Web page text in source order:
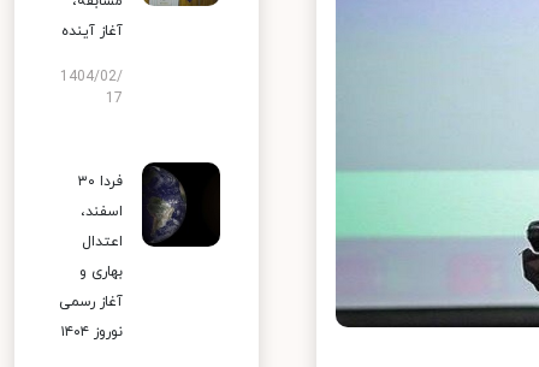
آغاز آینده
1404/02/
17
فردا ۳۰
اسفند،
اعتدال
بهاری و
آغاز رسمی
نوروز ۱۴۰۴